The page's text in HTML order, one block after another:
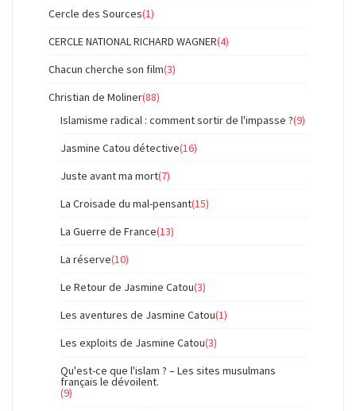
Cercle des Sources(1)
CERCLE NATIONAL RICHARD WAGNER(4)
Chacun cherche son film(3)
Christian de Moliner(88)
Islamisme radical : comment sortir de l'impasse ?(9)
Jasmine Catou détective(16)
Juste avant ma mort(7)
La Croisade du mal-pensant(15)
La Guerre de France(13)
La réserve(10)
Le Retour de Jasmine Catou(3)
Les aventures de Jasmine Catou(1)
Les exploits de Jasmine Catou(3)
Qu'est-ce que l'islam ? – Les sites musulmans
français le dévoilent.
(9)